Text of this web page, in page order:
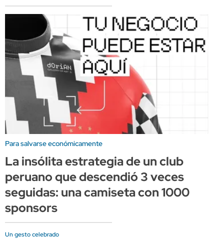
Para salvarse económicamente
La insólita estrategia de un club
peruano que descendió 3 veces
seguidas: una camiseta con 1000
sponsors
Un gesto celebrado